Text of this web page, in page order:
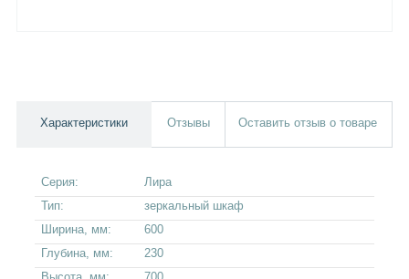
Характеристики Отзывы Оставить отзыв о товаре
Серия:
Лира
Тип:
зеркальный шкаф
Ширина, мм:
600
Глубина, мм:
230